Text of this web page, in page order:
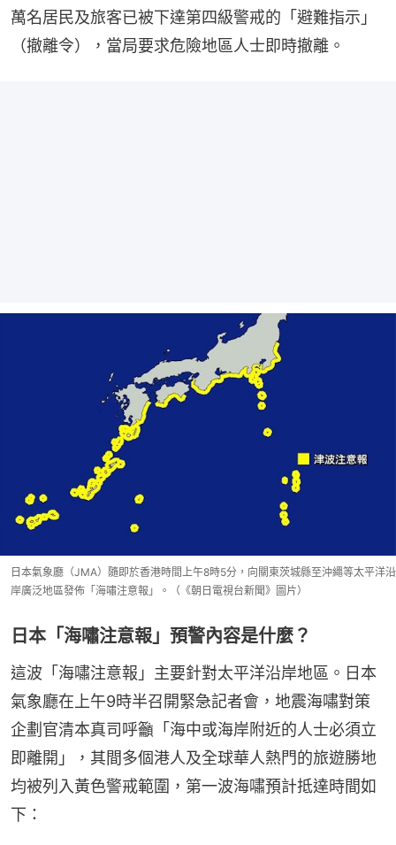
萬名居民及旅客已被下達第四級警戒的「避難指示」
（撤離令），當局要求危險地區人士即時撤離。
日本氣象廳（JMA）隨即於香港時間上午8時5分，向關東茨城縣至沖繩等太平洋沿
岸廣泛地區發佈「海嘯注意報」。（《朝日電視台新聞》圖片）
日本「海嘯注意報」預警內容是什麼？
這波「海嘯注意報」主要針對太平洋沿岸地區。日本
氣象廳在上午9時半召開緊急記者會，地震海嘯對策
企劃官清本真司呼籲「海中或海岸附近的人士必須立
即離開」，其間多個港人及全球華人熱門的旅遊勝地
均被列入黃色警戒範圍，第一波海嘯預計抵達時間如
下：